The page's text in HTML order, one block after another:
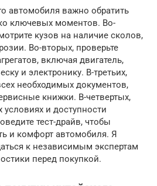
автомобиля важно обратить
ключевых моментов. Во-
кузов на наличие сколов,
Во-вторых, проверьте
включая двигатель,
и электронику. В-третьих,
необходимых документов,
книжки. В-четвертых,
условиях и доступности
тест-драйв, чтобы
и комфорт автомобиля. Я
к независимым экспертам
перед покупкой.